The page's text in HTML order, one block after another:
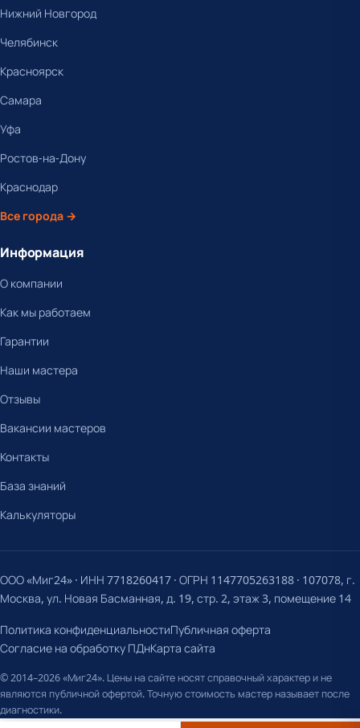
Нижний Новгород
Челябинск
Красноярск
Самара
Уфа
Ростов-на-Дону
Краснодар
Все города →
Информация
О компании
Как мы работаем
Гарантии
Наши мастера
Отзывы
Вакансии мастеров
Контакты
База знаний
Калькуляторы
ООО «Миг24» · ИНН 7718260417 · ОГРН 1147705263188 · 107078, г.
Москва, ул. Новая Басманная, д. 19, стр. 2, этаж 3, помещение 14
Политика конфиденциальностиПубличная оферта
Согласие на обработку ПДнКарта сайта
© 2014–2026 «Миг24». Цены на сайте носят справочный характер и не
являются публичной офертой. Точную стоимость мастер называет после
диагностики.